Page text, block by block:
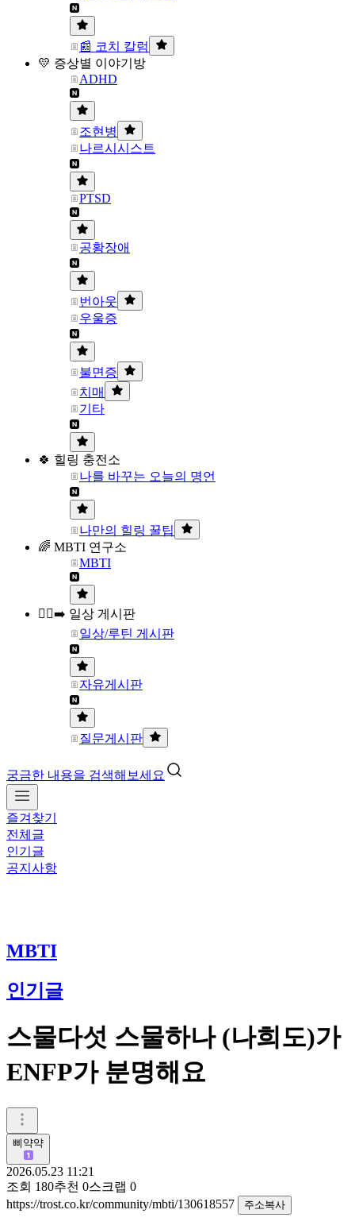
📰 코치 칼럼
💛 증상별 이야기방
ADHD
조현병
나르시시스트
PTSD
공황장애
번아웃
우울증
불면증
치매
기타
🍀 힐링 충전소
나를 바꾸는 오늘의 명언
나만의 힐링 꿀팁
🌈 MBTI 연구소
MBTI
🏃‍♀️‍➡️ 일상 게시판
일상/루틴 게시판
자유게시판
질문게시판
궁금한 내용을 검색해보세요
즐겨찾기
전체글
인기글
공지사항
MBTI
인기글
스물다섯 스물하나 (나희도)가
ENFP가 분명해요
삐약약
2026.05.23 11:21
조회 180추천 0스크랩 0
https://trost.co.kr/community/mbti/130618557
주소복사